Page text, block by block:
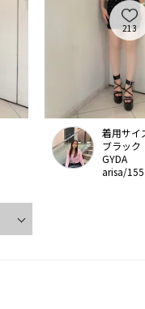
213
着用サイ
ブラック
GYDA
arisa/